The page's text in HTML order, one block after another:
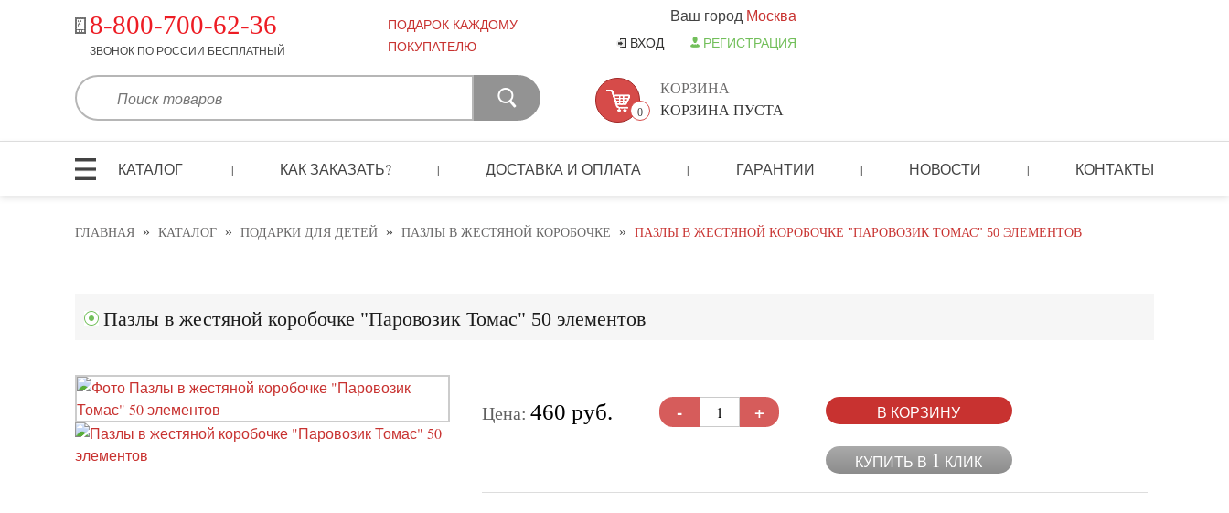
8-800-700-62-36
ЗВОНОК ПО РОССИИ БЕСПЛАТНЫЙ
ПОДАРОК КАЖДОМУ
ПОКУПАТЕЛЮ
Ваш город Москва
ВХОД РЕГИСТРАЦИЯ
0
КОРЗИНА
КОРЗИНА ПУСТА
КАТАЛОГ | КАК ЗАКАЗАТЬ? | ДОСТАВКА И ОПЛАТА | ГАРАНТИИ | НОВОСТИ | КОНТАКТЫ
ГЛАВНАЯ » КАТАЛОГ » ПОДАРКИ ДЛЯ ДЕТЕЙ » ПАЗЛЫ В ЖЕСТЯНОЙ КОРОБОЧКЕ » ПАЗЛЫ В ЖЕСТЯНОЙ КОРОБОЧКЕ "ПАРОВОЗИК ТОМАС" 50 ЭЛЕМЕНТОВ
Пазлы в жестяной коробочке "Паровозик Томас" 50 элементов
Цена: 460 руб. - + В КОРЗИНУ
КУПИТЬ В 1 КЛИК